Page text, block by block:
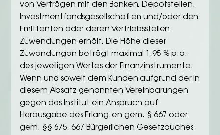
von Verträgen mit den Banken, Depotstellen,
Investmentfondsgesellschaften und/oder den
Emittenten oder deren Vertriebsstellen
Zuwendungen erhält. Die Höhe dieser
Zuwendungen beträgt maximal 1,95 % p.a.
des jeweiligen Wertes der Finanzinstrumente.
Wenn und soweit dem Kunden aufgrund der in
diesem Absatz genannten Vereinbarungen
gegen das Institut ein Anspruch auf
Herausgabe des Erlangten gem. § 667 oder
gem. §§ 675, 667 Bürgerlichen Gesetzbuches